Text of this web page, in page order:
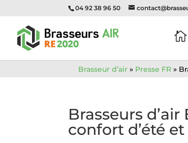
Brasseur d’air » Presse FR »
04 92 38 96 50

Brasseurs
confort d’été